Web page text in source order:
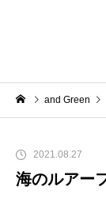
and Green
2021.08.27
海のルアー